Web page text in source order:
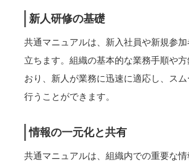
新人研修の基礎
共通マニュアルは、新入社員や新規参
立ちます。組織の基本的な業務手順や
おり、新人が業務に迅速に適応し、ス
行うことができます。
情報の一元化と共有
共通マニュアルは、組織内での重要な